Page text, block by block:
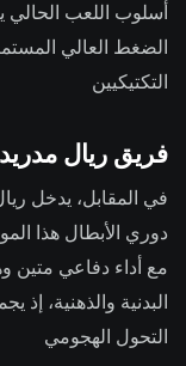
أسلوب اللعب
الضغط العالي
التكتيكيين
فريق ريال مدريد
في المقابل، يدخل
دوري الأبطال هذا
مع أداء دفاعي متين
البدنية والذهنية،
التحول الهجومي